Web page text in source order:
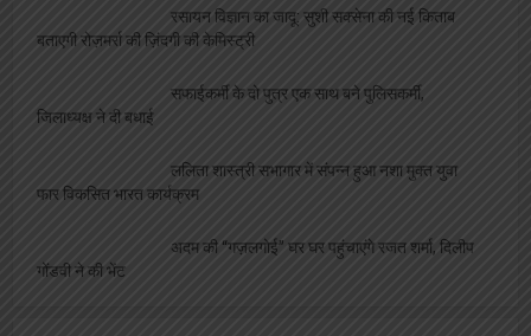
रसायन विज्ञान का जादू: सुशी सक्सेना की नई किताब
बताएगी रोज़मर्रा की ज़िंदगी की केमिस्ट्री
सफाईकर्मी के दो पुत्र एक साथ बने पुलिसकर्मी,
जिलाध्यक्ष ने दी बधाई
ललिता शास्त्री सभागार में संपन्न हुआ नशा मुक्त युवा
फार विकसित भारत कार्यक्रम
अदम की “गज़लगोई” घर घर पहुंचाएंगे रजत शर्मा, दिलीप
गोंडवी ने की भेंट